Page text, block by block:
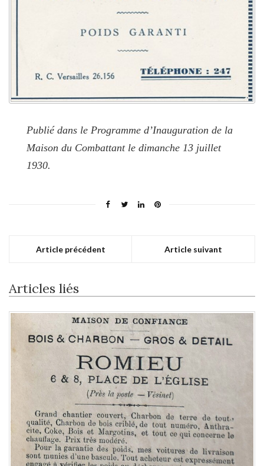
Publié dans le Programme d’Inauguration de la
Maison du Combattant le dimanche 13 juillet
1930.
Article précédent Article suivant
Articles liés